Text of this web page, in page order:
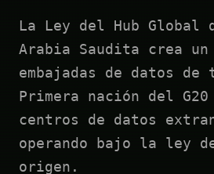
La Ley del Hub Global
Arabia Saudita crea un
embajadas de datos
Primera nación del
centros de datos
operando bajo la ley
origen.